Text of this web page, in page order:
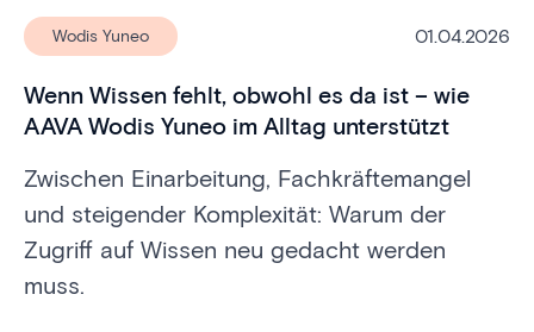
Wodis Yuneo 01.04.2026
Wenn Wissen fehlt, obwohl es da ist – wie
AAVA Wodis Yuneo im Alltag unterstützt
Zwischen Einarbeitung, Fachkräftemangel
und steigender Komplexität: Warum der
Zugriff auf Wissen neu gedacht werden
muss.